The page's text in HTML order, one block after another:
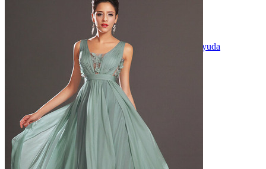
Identificarse & Registrarse |Obtener la contraseña Ayuda
Vestidos de novia
Vestido de novia liquidación y venta
Vestidos de novia vendimia